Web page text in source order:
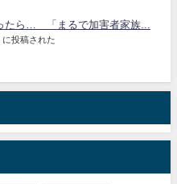
たら… 「まるで加害者家族...
投稿された